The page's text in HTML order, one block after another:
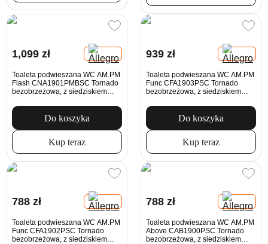
1,099 zł
Toaleta podwieszana WC AM.PM
Flash CNA1901PMBSC Tornado
bezobrzeżowa, z siedziskiem
Do koszyka
Kup teraz
939 zł
Toaleta podwieszana WC AM.PM
Func CFA1903PSC Tornado
bezobrzeżowa, z siedziskiem
Do koszyka
Kup teraz
788 zł
Toaleta podwieszana WC AM.PM
Func CFA1902PSC Tornado
bezobrzeżowa, z siedziskiem
788 zł
Toaleta podwieszana WC AM.PM
Above CAB1900PSC Tornado
bezobrzeżowa, z siedziskiem